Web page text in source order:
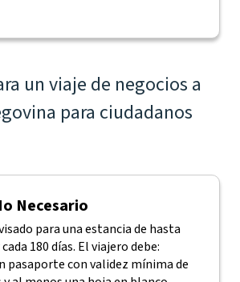
un viaje de negocios a
para ciudadanos
Necesario
para una estancia de hasta
180 días. El viajero debe:
pasaporte con validez mínima de